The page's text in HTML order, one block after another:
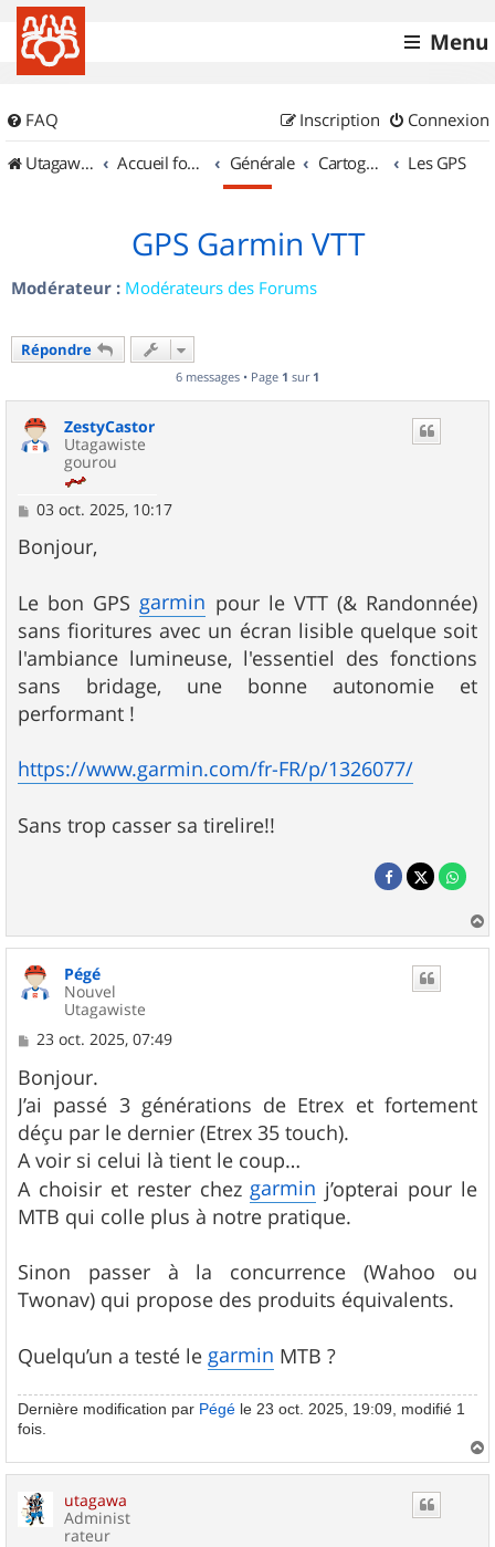
Menu
FAQ Connexion
Inscription
UtagawaVTT (Randos VTT et VTTAE avec traces GPS)
Accueil forum Générale Cartographie et GPS Les GPS
GPS Garmin VTT
Modérateur : Modérateurs des Forums
Répondre
6 messages • Page 1 sur 1
ZestyCastor
Utagawiste
gourou
M
s
s
g
e
03 oct. 2025, 10:17
Bonjour,
Le bon GPSgarmin pour le VTT (& Randonnée)
sans fioritures avec un écran lisible quelque soit
l'ambiance lumineuse, l'essentiel des fonctions
sans bridage, une bonne autonomie et
performant !
https://www.garmin.com/fr-FR/p/1326077/
Sans trop casser sa tirelire!!
a
Pégé
Nouvel
Utagawiste
M
s
s
a
g
e
23 oct. 2025, 07:49
Bonjour.
J’ai passé 3 générations de Etrex et fortement
déçu par le dernier (Etrex 35 touch).
A voir si celui là tient le coup…
A choisir et rester chez garmin j’opterai pour le
MTB qui colle plus à notre pratique.
Sinon passer à la concurrence (Wahoo ou
Twonav) qui propose des produits équivalents.
Quelqu’un a testé le garmin MTB ?
Dernière modification par Pégé le 23 oct. 2025, 19:09, modifié 1
fois.
a
utagawa
Administ
rateur